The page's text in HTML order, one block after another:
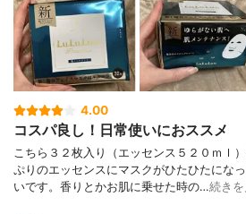
4.00
コスパ良し！日常使いにおススメ
こちら３２枚入り（エッセンス５２０ｍｌ
ぷりのエッセンスにマスクがひたひたにな
いです。香りとかお肌に乗せた時の…続き